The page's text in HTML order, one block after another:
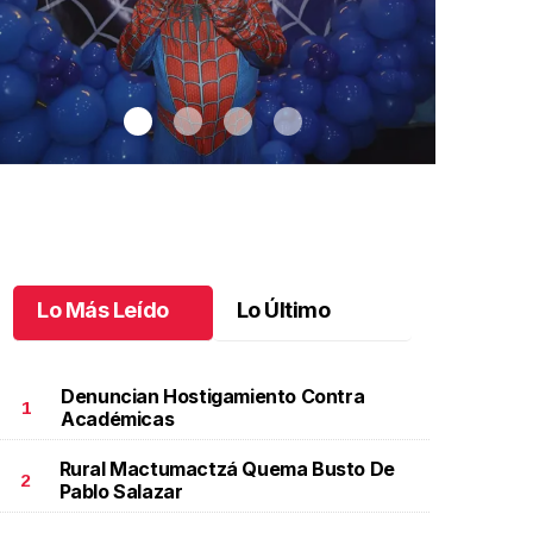
Santiago cumplió 3 años.Santiago cumplió 3 años
Octubre 03 l
Lo Más Leído Lo Último
1
Denuncian Hostigamiento Contra
Académicas
2
Rural Mactumactzá Quema Busto De
Pablo Salazar